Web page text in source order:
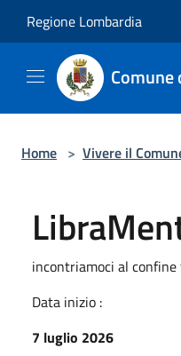
Regione Lombardia
Comune
Home > Vivere il
incontriamoci al
Data inizio :
7 luglio 2026